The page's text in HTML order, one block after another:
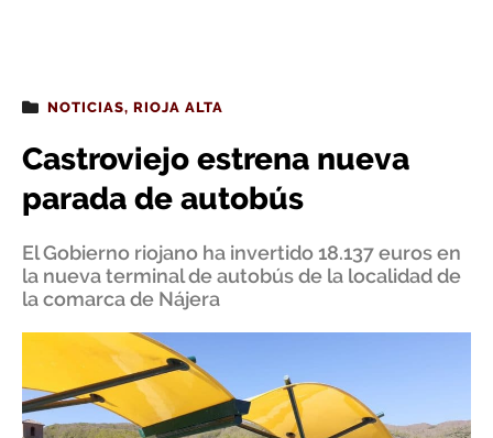
NOTICIAS, RIOJA ALTA
Castroviejo estrena nueva
parada de autobús
El Gobierno riojano ha invertido 18.137 euros en
la nueva terminal de autobús de la localidad de
la comarca de Nájera